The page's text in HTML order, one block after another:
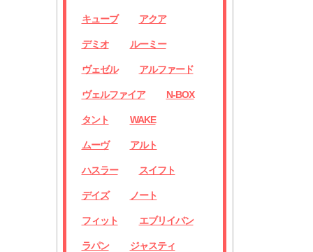
キューブ アクア
デミオ ルーミー
ヴェゼル アルファード
ヴェルファイア N-BOX
タント WAKE
ムーヴ アルト
ハスラー スイフト
デイズ ノート
フィット エブリイバン
ラパン ジャスティ